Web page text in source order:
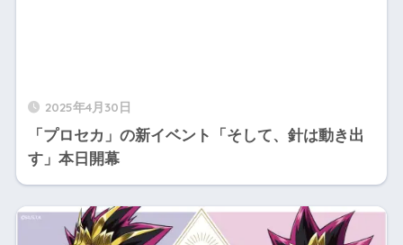
2025年4月30日
「プロセカ」の新イベント「そして、針は動き出
す」本日開幕